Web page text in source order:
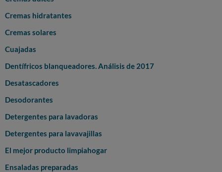
Cremas hidratantes
Cremas solares
Cuajadas
Dentífricos blanqueadores. Análisis de 2017
Desatascadores
Desodorantes
Detergentes para lavadoras
Detergentes para lavavajillas
El mejor producto limpiahogar
Ensaladas preparadas